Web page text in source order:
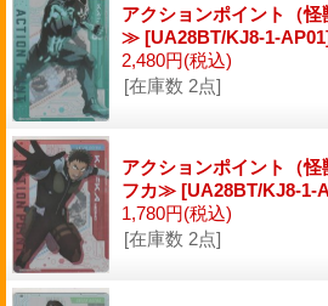
アクションポイント（
≫ [UA28BT/KJ8-1-
2,480円(税込)
[在庫数 2点]
アクションポイント（
フカ≫ [UA28BT/KJ8-1-
1,780円(税込)
[在庫数 2点]